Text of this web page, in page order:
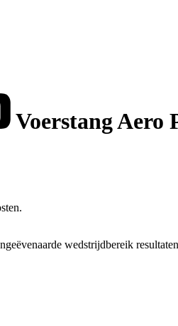
Voerstang Aero
wedstrijdbereik